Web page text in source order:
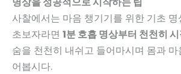
사찰에서는 마음 챙기기를 위한 기초
초보자라면 1분 호흡 명상부터 천천히
숨을 천천히 내쉬고 들어마시며 몸과
어봅시다.